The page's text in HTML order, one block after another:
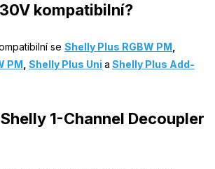
kompatibilní?
se Shelly Plus RGBW PM
PM Shelly Plus Uni a Shelly Plus Add-
1-Channel Decoupler